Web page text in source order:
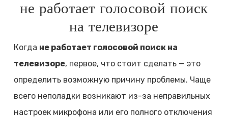
не работает голосовой поиск
на телевизоре
Когда не работает голосовой поиск на
телевизоре, первое, что стоит сделать — это
определить возможную причину проблемы. Чаще
всего неполадки возникают из-за неправильных
настроек микрофона или его полного отключения